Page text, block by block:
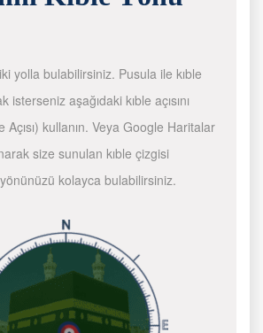
yolla bulabilirsiniz. Pusula ile kıble
aşağıdaki kıble açısını
Açısı) kullanın. Veya Google Haritalar
size sunulan kıble çizgisi
yönünüzü kolayca bulabilirsiniz.